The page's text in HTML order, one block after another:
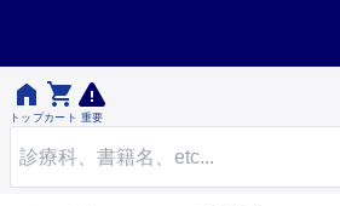

トップ

カート 重要